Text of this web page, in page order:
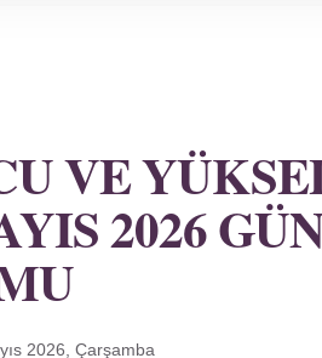
VE
2026
2026, Çarşamba